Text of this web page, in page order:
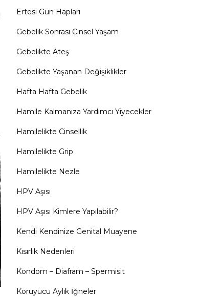
Ertesi Gün Hapları
Gebelik Sonrası Cinsel Yaşam
Gebelikte Ateş
Gebelikte Yaşanan Değişiklikler
Hafta Hafta Gebelik
Hamile Kalmanıza Yardımcı Yiyecekler
Hamilelikte Cinsellik
Hamilelikte Grip
Hamilelikte Nezle
HPV Aşısı
HPV Aşısı Kimlere Yapılabilir?
Kendi Kendinize Genital Muayene
Kısırlık Nedenleri
Kondom – Diafram – Spermisit
Koruyucu Aylık İğneler